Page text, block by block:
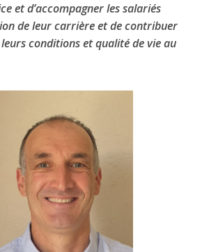
et d’accompagner les salariés
de leur carrière et de contribuer
conditions et qualité de vie au